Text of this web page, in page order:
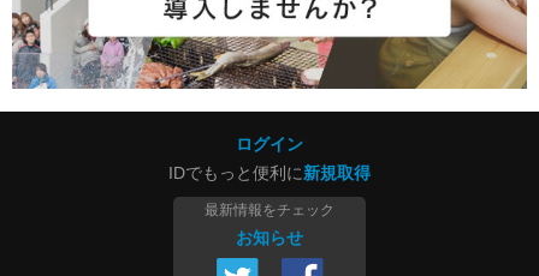
ログイン
IDでもっと便利に新規取得
最新情報をチェック
お知らせ